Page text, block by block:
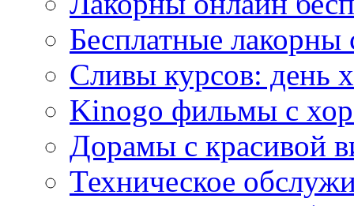
Бесплатные лакорны
Сливы курсов: день
Kinogo фильмы с
Дорамы с красивой
Техническое